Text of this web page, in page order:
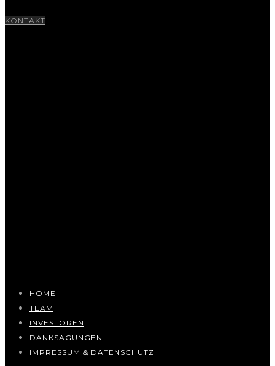
KONTAKT
HOME
TEAM
INVESTOREN
DANKSAGUNGEN
IMPRESSUM & DATENSCHUTZ